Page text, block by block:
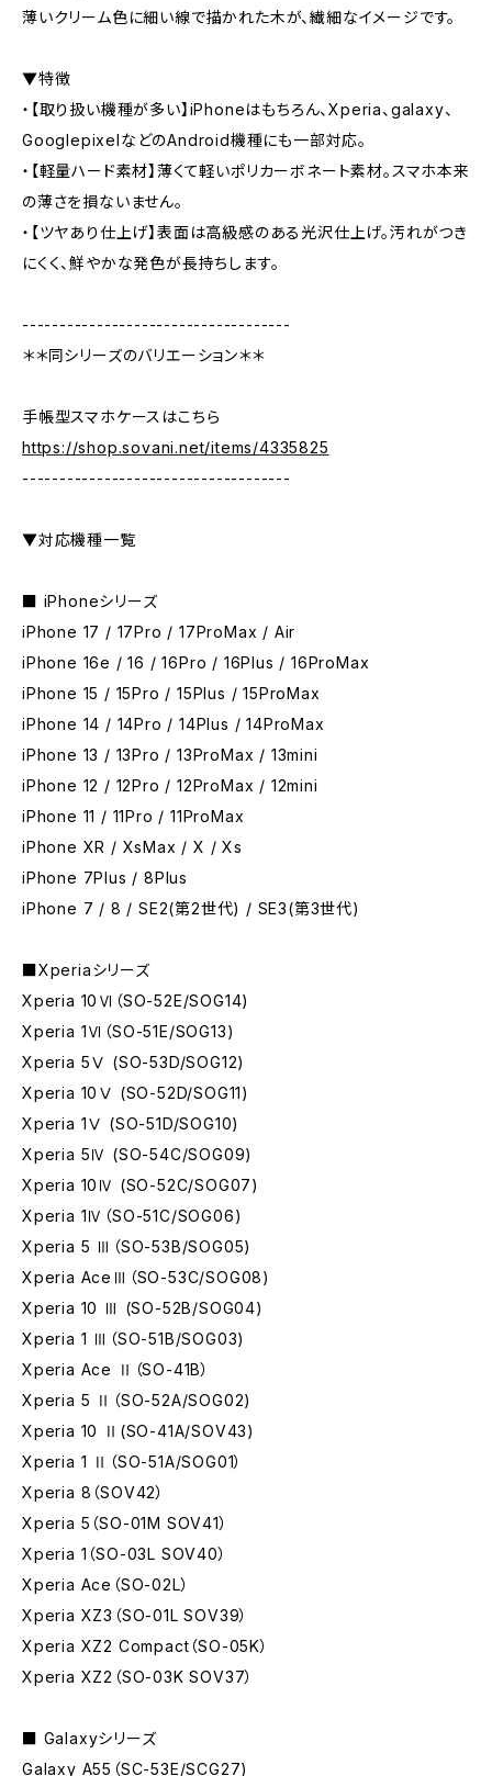
薄いクリーム色に細い線で描かれた木が、繊細なイメージです。
▼特徴
・【取り扱い機種が多い】iPhoneはもちろん、Xperia、galaxy、
GooglepixelなどのAndroid機種にも一部対応。
・【軽量ハード素材】薄くて軽いポリカーボネート素材。スマホ本来
の薄さを損ないません。
・【ツヤあり仕上げ】表面は高級感のある光沢仕上げ。汚れがつき
にくく、鮮やかな発色が長持ちします。
------------------------------------
＊＊同シリーズのバリエーション＊＊
手帳型スマホケースはこちら
https://shop.sovani.net/items/4335825
------------------------------------
▼対応機種一覧
■ iPhoneシリーズ
iPhone 17 / 17Pro / 17ProMax / Air
iPhone 16e / 16 / 16Pro / 16Plus / 16ProMax
iPhone 15 / 15Pro / 15Plus / 15ProMax
iPhone 14 / 14Pro / 14Plus / 14ProMax
iPhone 13 / 13Pro / 13ProMax / 13mini
iPhone 12 / 12Pro / 12ProMax / 12mini
iPhone 11 / 11Pro / 11ProMax
iPhone XR / XsMax / X / Xs
iPhone 7Plus / 8Plus
iPhone 7 / 8 / SE2(第2世代) / SE3(第3世代)
■Xperiaシリーズ
Xperia 10Ⅵ（SO-52E/SOG14)
Xperia 1Ⅵ（SO-51E/SOG13)
Xperia 5Ⅴ (SO-53D/SOG12)
Xperia 10Ⅴ (SO-52D/SOG11)
Xperia 1Ⅴ (SO-51D/SOG10)
Xperia 5Ⅳ (SO-54C/SOG09)
Xperia 10Ⅳ (SO-52C/SOG07)
Xperia 1Ⅳ（SO-51C/SOG06)
Xperia 5 Ⅲ（SO-53B/SOG05)
Xperia AceⅢ（SO-53C/SOG08)
Xperia 10 Ⅲ (SO-52B/SOG04)
Xperia 1 Ⅲ（SO-51B/SOG03)
Xperia Ace Ⅱ（SO-41B）
Xperia 5 Ⅱ（SO-52A/SOG02)
Xperia 10 Ⅱ(SO-41A/SOV43)
Xperia 1 Ⅱ（SO-51A/SOG01）
Xperia 8（SOV42）
Xperia 5（SO-01M SOV41）
Xperia 1（SO-03L SOV40）
Xperia Ace（SO-02L）
Xperia XZ3（SO-01L SOV39）
Xperia XZ2 Compact（SO-05K）
Xperia XZ2（SO-03K SOV37）
■ Galaxyシリーズ
Galaxy A55（SC-53E/SCG27)